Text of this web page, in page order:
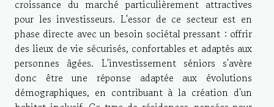
croissance du marché particulièrement attractives
pour les investisseurs. L'essor de ce secteur est en
phase directe avec un besoin sociétal pressant : offrir
des lieux de vie sécurisés, confortables et adaptés aux
personnes âgées. L'investissement séniors s'avère
donc être une réponse adaptée aux évolutions
démographiques, en contribuant à la création d'un